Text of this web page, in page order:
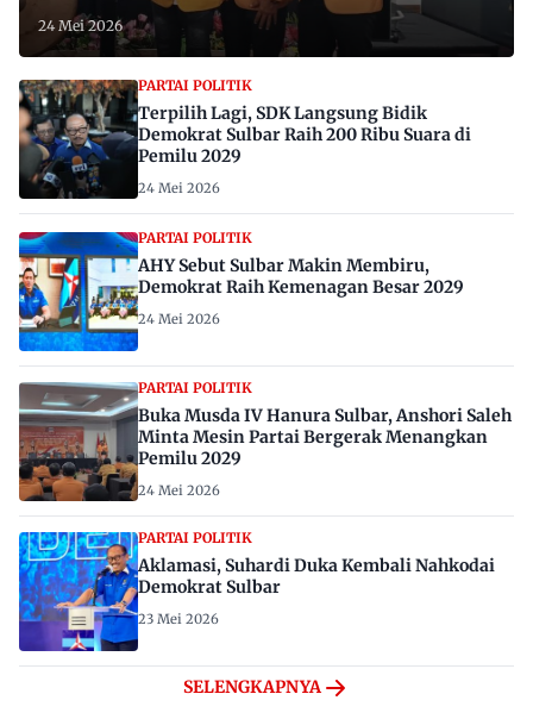
24 Mei 2026
PARTAI POLITIK
Terpilih Lagi, SDK Langsung Bidik
Demokrat Sulbar Raih 200 Ribu Suara di
Pemilu 2029
24 Mei 2026
PARTAI POLITIK
AHY Sebut Sulbar Makin Membiru,
Demokrat Raih Kemenagan Besar 2029
24 Mei 2026
PARTAI POLITIK
Buka Musda IV Hanura Sulbar, Anshori Saleh
Minta Mesin Partai Bergerak Menangkan
Pemilu 2029
24 Mei 2026
PARTAI POLITIK
Aklamasi, Suhardi Duka Kembali Nahkodai
Demokrat Sulbar
23 Mei 2026
SELENGKAPNYA